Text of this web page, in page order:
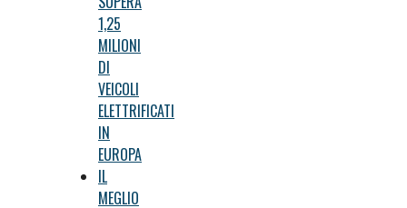
1,25
MILIONI
DI
VEICOLI
ELETTRIFICATI
IN
EUROPA
IL
MEGLIO